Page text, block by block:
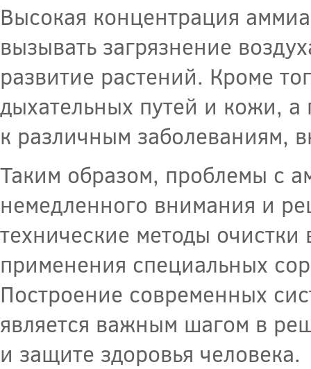
Высокая концентрация
вызывать загрязнение
развитие растений. Кроме
дыхательных путей и кожи,
к различным заболеваниям,
Таким образом, проблемы с
немедленного внимания и
технические методы
применения специальных
Построение современных
является важным шагом в
и защите здоровья человека.